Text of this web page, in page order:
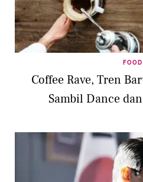
FOOD
Coffee Rave, Tren
Sambil Dance